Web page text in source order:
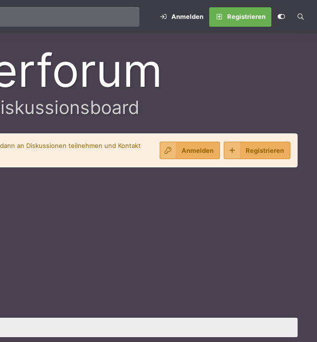
Anmelden Registrieren
an Diskussionen teilnehmen und Kontakt
Anmelden Registrieren